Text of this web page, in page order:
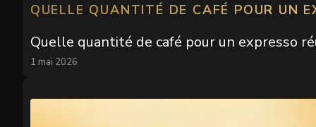
QUELLE QUANTITÉ DE CAFÉ POUR UN
Quelle quantité de café pour un expresso
1 mai 2026